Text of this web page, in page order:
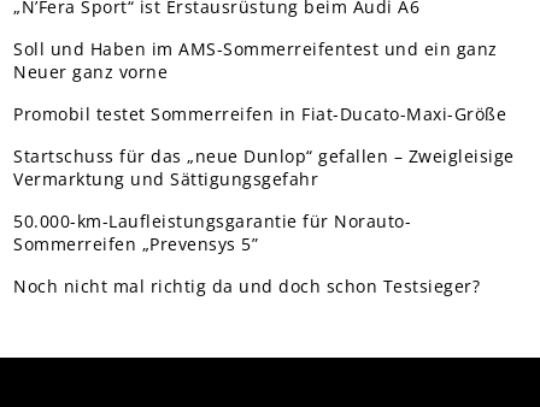
„N’Fera Sport“ ist Erstausrüstung beim Audi A6
Soll und Haben im AMS-Sommerreifentest und ein ganz
Neuer ganz vorne
Promobil testet Sommerreifen in Fiat-Ducato-Maxi-Größe
Startschuss für das „neue Dunlop“ gefallen – Zweigleisige
Vermarktung und Sättigungsgefahr
50.000-km-Laufleistungsgarantie für Norauto-
Sommerreifen „Prevensys 5”
Noch nicht mal richtig da und doch schon Testsieger?